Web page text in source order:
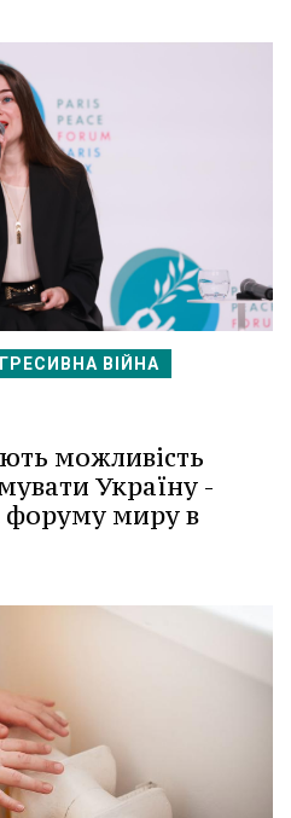
ВІЙНА
можливість
Україну -
форуму миру в